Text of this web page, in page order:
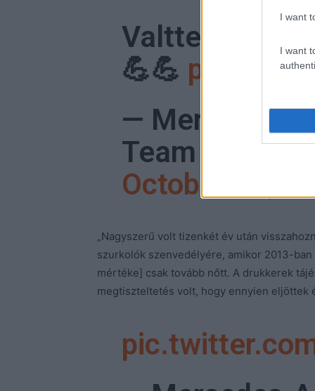
I want
I want
Valtteri
💪💪
— Mercedes-
Team
October 12,
„Nagyszerű volt tizenkét év után
szurkolók szenvedélyére, amikor 2013-
mértéke] csak tovább nőtt. A drukkerek
megtiszteltetés volt, hogy ennyien eljöttek